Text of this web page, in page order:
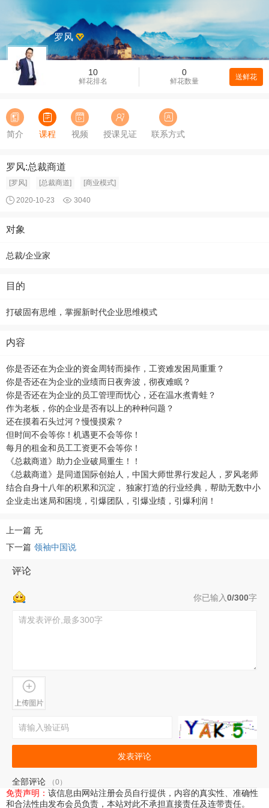
10
鲜花排名
0
鲜花数量 送鲜花
罗风
简介 课程 视频 授课见证 联系方式
罗风:总裁商道
[罗风] [总裁商道] [商业模式]
2020-10-23 3040
对象
总裁/企业家
目的
打破固有思维，掌握新时代企业思维模式
内容
你是否还在为企业的资金周转而操作，工资难发困局重重？
你是否还在为企业的业绩而日夜奔波，彻夜难眠？
你是否还在为企业的员工管理而忧心，还在温水煮青蛙？
作为老板，你的企业是否有以上的种种问题？
还在摸着石头过河？慢慢摸索？
但时间不会等你！机遇更不会等你！
每月的租金和员工工资更不会等你！
《总裁商道》助力企业破局重生！！
《总裁商道》是同道国际创始人，中国大师世界行发起人，罗风老师
结合自身十八年的积累和沉淀， 独家打造的行业经典，帮助无数中小
企业走出迷局和困境，引爆团队，引爆业绩，引爆利润！
上一篇 无
下一篇 领袖中国说
评论
你已输入0/300字
发表评论
全部评论 （0）
免责声明： 该信息由网站注册会员自行提供，内容的真实性、准确性
和合法性由发布会员负责，本站对此不承担直接责任及连带责任。